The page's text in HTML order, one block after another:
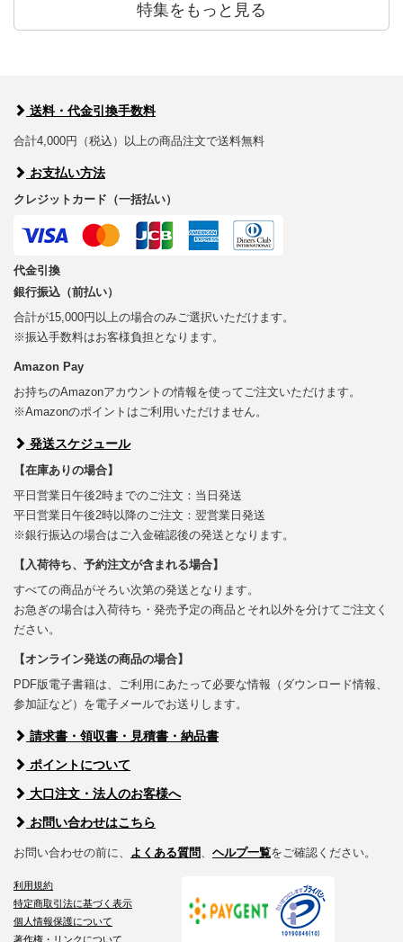
特集をもっと見る
送料・代金引換手数料
合計4,000円（税込）以上の商品注文で送料無料
お支払い方法
クレジットカード（一括払い）
代金引換
銀行振込（前払い）
合計が15,000円以上の場合のみご選択いただけます。
※振込手数料はお客様負担となります。
Amazon Pay
お持ちのAmazonアカウントの情報を使ってご注文いただけます。
※Amazonのポイントはご利用いただけません。
発送スケジュール
【在庫ありの場合】
平日営業日午後2時までのご注文：当日発送
平日営業日午後2時以降のご注文：翌営業日発送
※銀行振込の場合はご入金確認後の発送となります。
【入荷待ち、予約注文が含まれる場合】
すべての商品がそろい次第の発送となります。
お急ぎの場合は入荷待ち・発売予定の商品とそれ以外を分けてご注文く
ださい。
【オンライン発送の商品の場合】
PDF版電子書籍は、ご利用にあたって必要な情報（ダウンロード情報、
参加証など）を電子メールでお送りします。
請求書・領収書・見積書・納品書
ポイントについて
大口注文・法人のお客様へ
お問い合わせはこちら
お問い合わせの前に、 よくある質問、 ヘルプ一覧をご確認ください。
利用規約
特定商取引法に基づく表示
個人情報保護について
著作権・リンクについて